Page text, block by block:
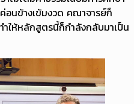
อนข้างเข้มงวด คณาจารย์ก็
ำให้หลักสูตรนี้ก็กำลังกลับมาเป็น